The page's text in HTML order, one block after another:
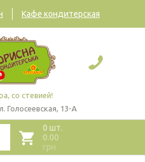
Кафе кондитерская
со стевией!
Голосеевская, 13-А
0 шт.
0.00
грн